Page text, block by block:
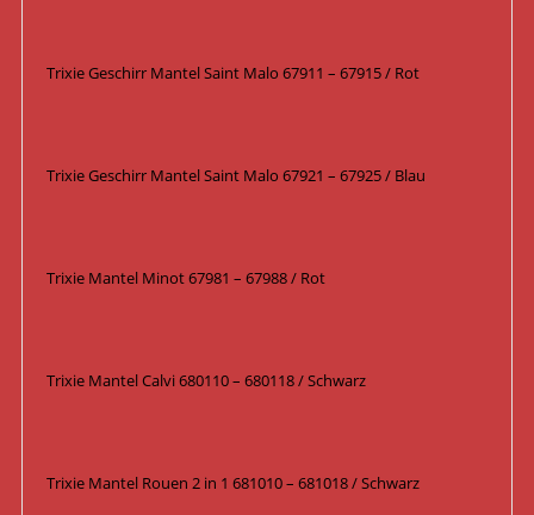
Trixie Geschirr Mantel Saint Malo 67911 – 67915 / Rot
Trixie Geschirr Mantel Saint Malo 67921 – 67925 / Blau
Trixie Mantel Minot 67981 – 67988 / Rot
Trixie Mantel Calvi 680110 – 680118 / Schwarz
Trixie Mantel Rouen 2 in 1 681010 – 681018 / Schwarz